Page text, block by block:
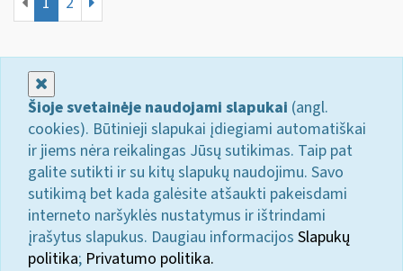
Šioje svetainėje naudojami slapukai (angl.
cookies). Būtinieji slapukai įdiegiami automatiškai
ir jiems nėra reikalingas Jūsų sutikimas. Taip pat
galite sutikti ir su kitų slapukų naudojimu. Savo
sutikimą bet kada galėsite atšaukti pakeisdami
interneto naršyklės nustatymus ir ištrindami
įrašytus slapukus. Daugiau informacijos Slapukų
politika; Privatumo politika.